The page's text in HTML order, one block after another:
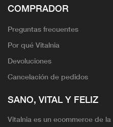
COMPRADOR
Preguntas frecuentes
Por qué Vitalnia
Devoluciones
Cancelación de pedidos
SANO, VITAL Y FELIZ
Vitalnia es un ecommerce de